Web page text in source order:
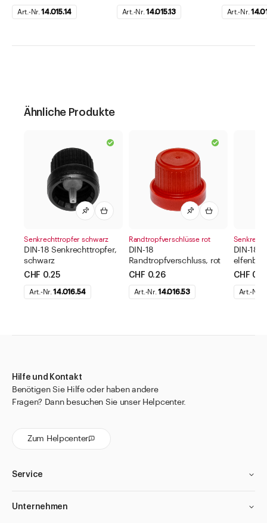
Art.-Nr.14.015.14 Art.-Nr.14.015.13 Art.-Nr.
Ähnliche Produkte
Senkrechttropfer schwarz
DIN-18 Senkrechttropfer,
schwarz
CHF 0.25
Art.-Nr.14.016.54
Randtropfverschlüsse rot
DIN-18
Randtropfverschluss, rot
CHF 0.26
Art.-Nr.14.016.53
DIN-18
CHF
Art.-Nr.
Hilfe und Kontakt
Benötigen Sie Hilfe oder haben andere
Fragen? Dann besuchen Sie unser Helpcenter.
Zum Helpcenter
Service
Unternehmen